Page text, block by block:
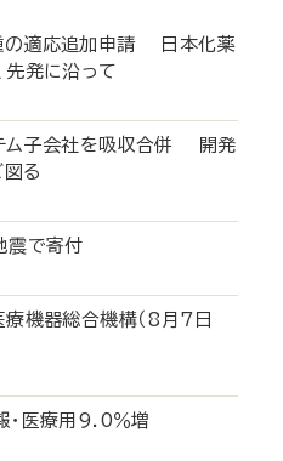
の適応追加申請 日本化薬
先発に沿って
ム子会社を吸収合併 開発
る
地震で寄付
療機器総合機構（8月7日
報・医療用9.0％増